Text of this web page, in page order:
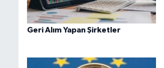
Geri Alım Yapan Şirketler